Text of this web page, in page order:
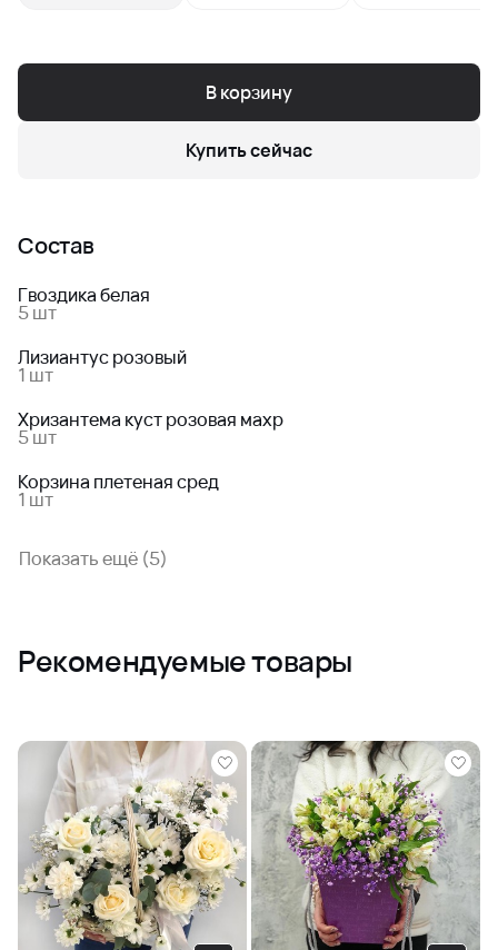
В корзину
Купить сейчас
Состав
Гвоздика белая
5 шт
Лизиантус розовый
1 шт
Хризантема куст розовая махр
5 шт
Корзина плетеная сред
1 шт
Показать ещё (5)
Рекомендуемые товары